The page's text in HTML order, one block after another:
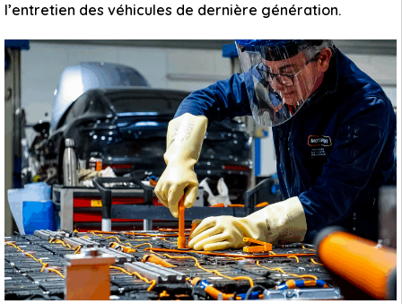
l’entretien des véhicules de dernière génération.